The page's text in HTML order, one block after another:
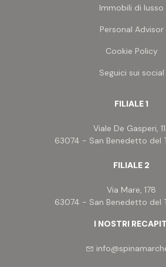
Immobili di lusso
Personal Advisor
Cookie Policy
Seguici sui social
FILIALE 1
Viale De Gasperi,
63074 - San Benedetto del
FILIALE 2
Via Mare, 178
63074 - San Benedetto del
I NOSTRI